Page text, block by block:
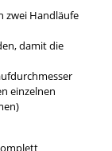
zwei Handläufe
damit die
einzelnen